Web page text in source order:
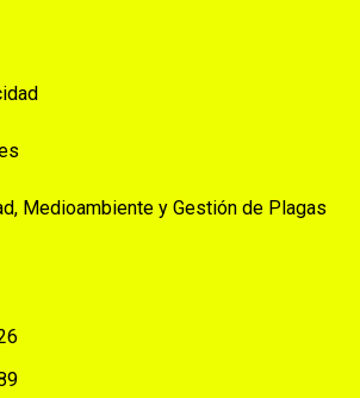
Medioambiente y Gestión de Plagas